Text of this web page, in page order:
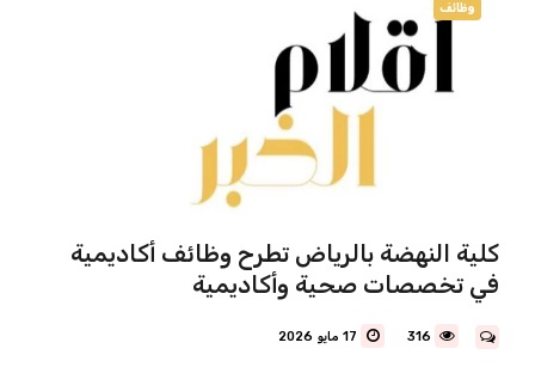
وظائف
كلية النهضة بالرياض تطرح وظائف أكاديمية
في تخصصات صحية وأكاديمية
316 17 مايو 2026